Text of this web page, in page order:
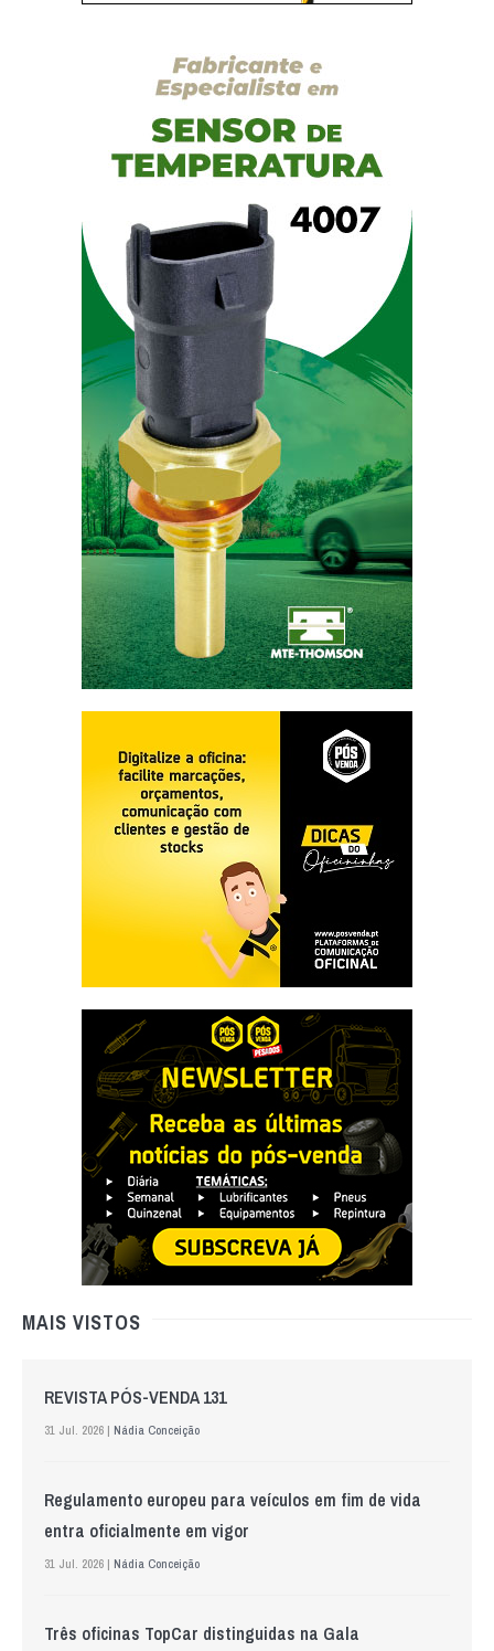
MAIS VISTOS
REVISTA PÓS-VENDA 131
31 Jul. 2026 | Nádia Conceição
Regulamento europeu para veículos em fim de vida
entra oficialmente em vigor
31 Jul. 2026 | Nádia Conceição
Três oficinas TopCar distinguidas na Gala